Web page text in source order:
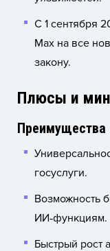
С 1 сентября
Max на все
закону.
Плюсы и
Преимущества
госуслуги.
Возможность
ИИ‑функциям.
Быстрый рост